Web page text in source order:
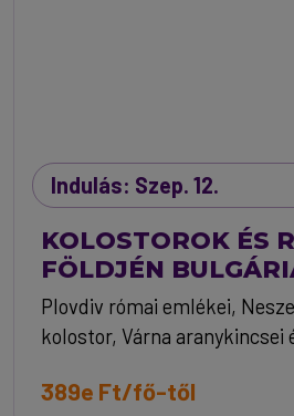
Indulás: Szep. 12.
KOLOSTOROK ÉS
FÖLDJÉN
Plovdiv római emlékei,
kolostor, Várna aranykincsei
389e Ft/fő-től